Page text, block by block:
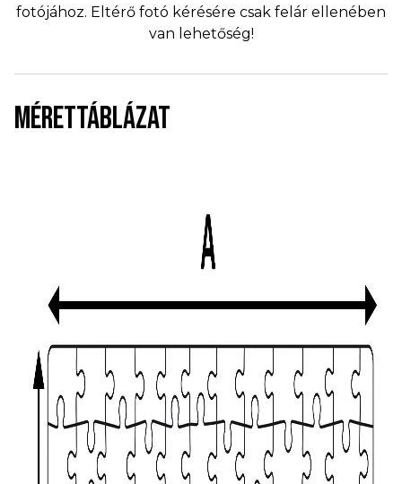
fotójához. Eltérő fotó kérésére csak felár ellenében
van lehetőség!
MÉRETTÁBLÁZAT